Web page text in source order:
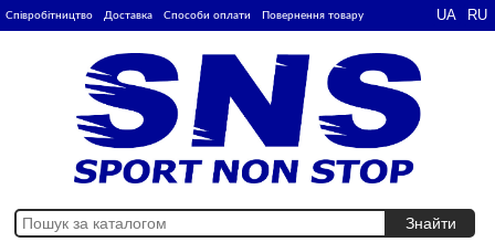
Співробітництво Доставка Способи оплати Повернення товару